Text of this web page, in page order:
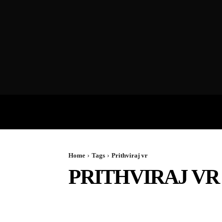
Home Tags Prithviraj vr
PRITHVIRAJ VR